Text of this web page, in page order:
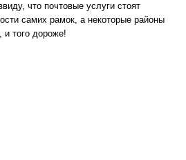
что почтовые услуги стоят
самих рамок, а некоторые районы
того дороже!